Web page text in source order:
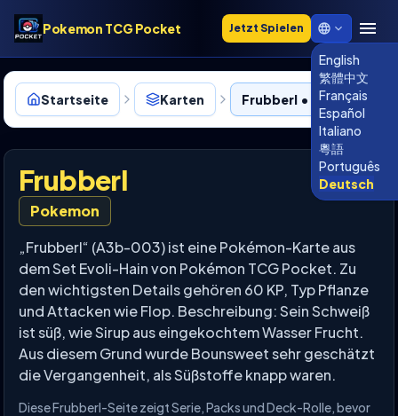
Pokemon TCG Pocket Jetzt Spielen
English
繁體中文
Français
Español
Italiano
粵語
Português
Deutsch
Startseite Karten Frubberl • A3b-003
Frubberl
Pokemon
„Frubberl“ (A3b-003) ist eine Pokémon-Karte aus
dem Set Evoli-Hain von Pokémon TCG Pocket. Zu
den wichtigsten Details gehören 60 KP, Typ Pflanze
und Attacken wie Flop. Beschreibung: Sein Schweiß
ist süß, wie Sirup aus eingekochtem Wasser Frucht.
Aus diesem Grund wurde Bounsweet sehr geschätzt
die Vergangenheit, als Süßstoffe knapp waren.
Diese Frubberl-Seite zeigt Serie, Packs und Deck-Rolle, bevor